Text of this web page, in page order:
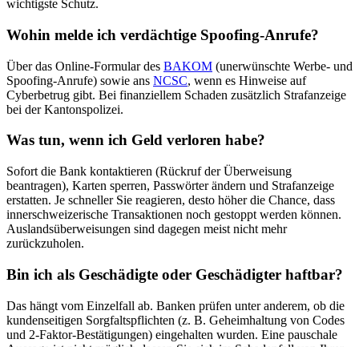
wichtigste Schutz.
Wohin melde ich verdächtige Spoofing-Anrufe?
Über das Online-Formular des BAKOM (unerwünschte Werbe- und
Spoofing-Anrufe) sowie ans NCSC, wenn es Hinweise auf
Cyberbetrug gibt. Bei finanziellem Schaden zusätzlich Strafanzeige
bei der Kantonspolizei.
Was tun, wenn ich Geld verloren habe?
Sofort die Bank kontaktieren (Rückruf der Überweisung
beantragen), Karten sperren, Passwörter ändern und Strafanzeige
erstatten. Je schneller Sie reagieren, desto höher die Chance, dass
innerschweizerische Transaktionen noch gestoppt werden können.
Auslandsüberweisungen sind dagegen meist nicht mehr
zurückzuholen.
Bin ich als Geschädigte oder Geschädigter haftbar?
Das hängt vom Einzelfall ab. Banken prüfen unter anderem, ob die
kundenseitigen Sorgfaltspflichten (z. B. Geheimhaltung von Codes
und 2-Faktor-Bestätigungen) eingehalten wurden. Eine pauschale